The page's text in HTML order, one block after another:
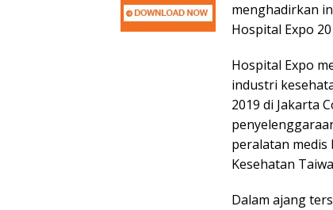
menghadirkan
Hospital Expo
Hospital Expo
industri
2019 di Jakarta
peralatan medis
Kesehatan
Dalam ajang